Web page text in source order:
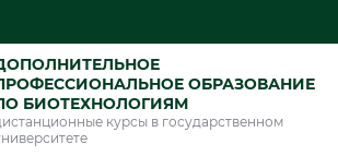
ОБРАЗОВАНИЕ
БИОТЕХНОЛОГИЯМ
курсы в государственном